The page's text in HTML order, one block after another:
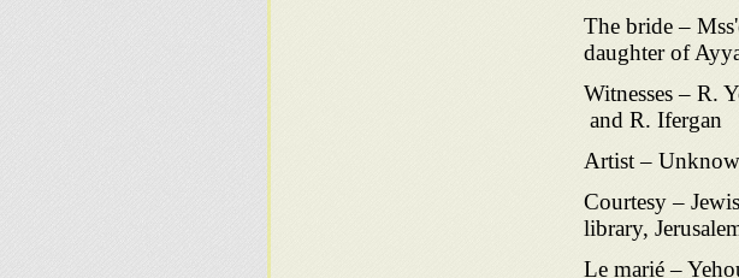
The bride –
daughter of
Witnesses – R.
and R. Ifergan
Courtesy –
library,
Le marié –